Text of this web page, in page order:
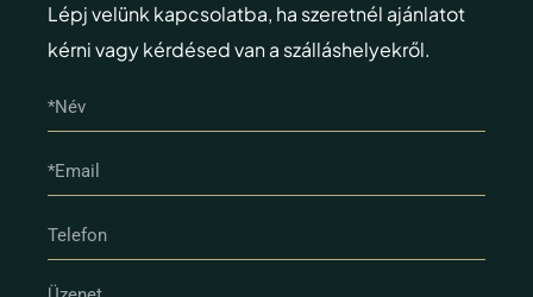
Lépj velünk kapcsolatba, ha szeretnél ajánlatot
kérni vagy kérdésed van a szálláshelyekről.